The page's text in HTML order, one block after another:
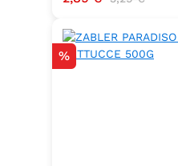
Rabatt
%